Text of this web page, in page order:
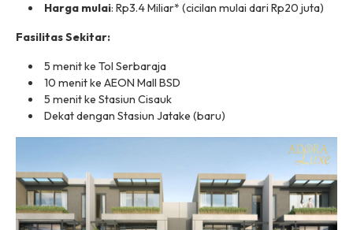
Harga mulai: Rp3.4 Miliar* (cicilan mulai dari Rp20 juta)
Fasilitas Sekitar:
5 menit ke Tol Serbaraja
10 menit ke AEON Mall BSD
5 menit ke Stasiun Cisauk
Dekat dengan Stasiun Jatake (baru)